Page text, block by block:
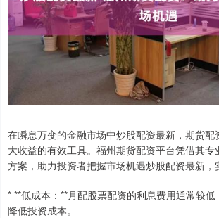
在瞬息万变的金融市场中炒股配资最新，期货
大收益的有效工具。福州期货配资平台凭借其专
方案，助力投资者把握市场机遇炒股配资最新，
* **低成本：**月配股票配资的利息费用通常较
降低投资成本。